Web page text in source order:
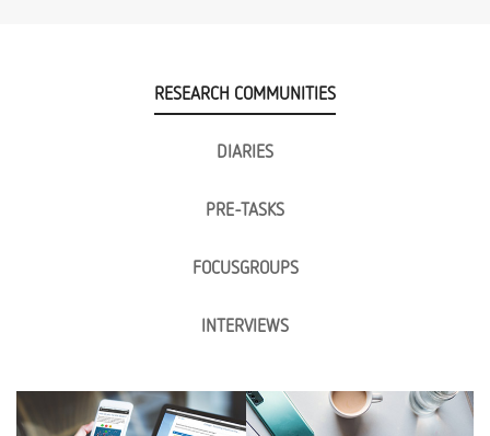
RESEARCH COMMUNITIES
DIARIES
PRE-TASKS
FOCUSGROUPS
INTERVIEWS